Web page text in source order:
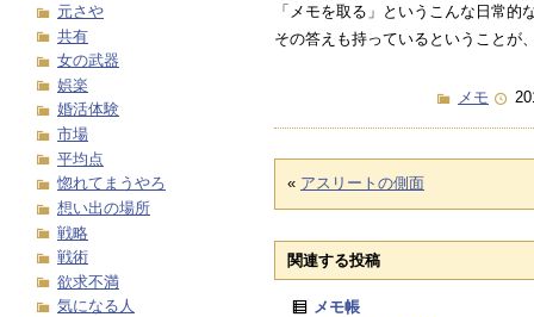
「メモを取る」というこんな日常
その答えも持っているということが
メモ
« アスリートの側面
関連する投稿
メモ帳
元さや
共有
女の武器
娯楽
婚活体験
市場
平均点
惚れてまうやろ
想い出の場所
戦略
戦術
欲求不満
気になる人